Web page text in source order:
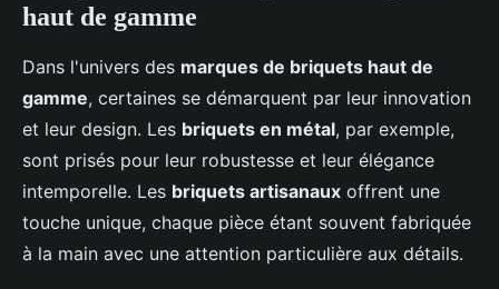
haut de gamme
Dans l'univers des marques de briquets haut de
gamme, certaines se démarquent par leur innovation
et leur design. Les briquets en métal, par exemple,
sont prisés pour leur robustesse et leur élégance
intemporelle. Les briquets artisanaux offrent une
touche unique, chaque pièce étant souvent fabriquée
à la main avec une attention particulière aux détails.